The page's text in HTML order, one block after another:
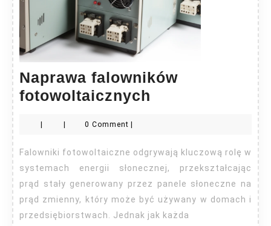
Naprawa falowników
fotowoltaicznych
0 Comment
Falowniki fotowoltaiczne odgrywają kluczową rolę w
systemach energii słonecznej, przekształcając
prąd stały generowany przez panele słoneczne na
prąd zmienny, który może być używany w domach i
przedsiębiorstwach. Jednak jak każda